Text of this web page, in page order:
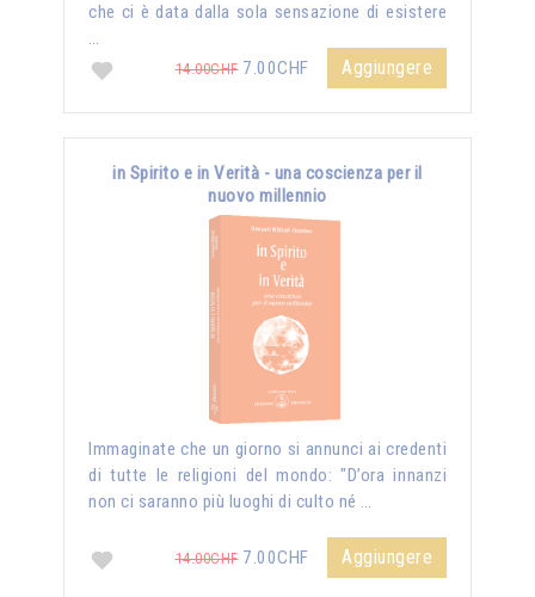
che ci è data dalla sola sensazione di esistere
…
14.00CHF7.00CHF Aggiungere
in Spirito e in Verità - una coscienza per il
nuovo millennio
Immaginate che un giorno si annunci ai credenti
di tutte le religioni del mondo: "D’ora innanzi
non ci saranno più luoghi di culto né …
14.00CHF7.00CHF Aggiungere